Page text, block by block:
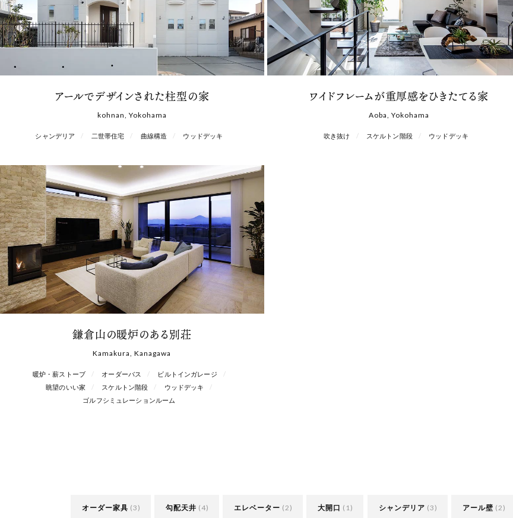
アールでデザインされた柱型の家
kohnan, Yokohama
シャンデリア 二世帯住宅 曲線構造 ウッドデッキ
ワイドフレームが重厚感をひきたてる家
Aoba, Yokohama
吹き抜け スケルトン階段 ウッドデッキ
鎌倉山の暖炉のある別荘
Kamakura, Kanagawa
暖炉・薪ストーブ オーダーバス
ビルトインガレージ
眺望のいい家
スケルトン階段
ウッドデッキ
ゴルフシミュレーションルーム
オーダー家具 (3) 勾配天井 (4) エレベーター (2) 大開口 (1) シャンデリア (3) アール壁 (2)